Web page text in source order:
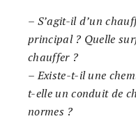
– S’agit-il d’un
principal ? Quelle
chauffer ?
– Existe-t-il une
t-elle un conduit de
normes ?